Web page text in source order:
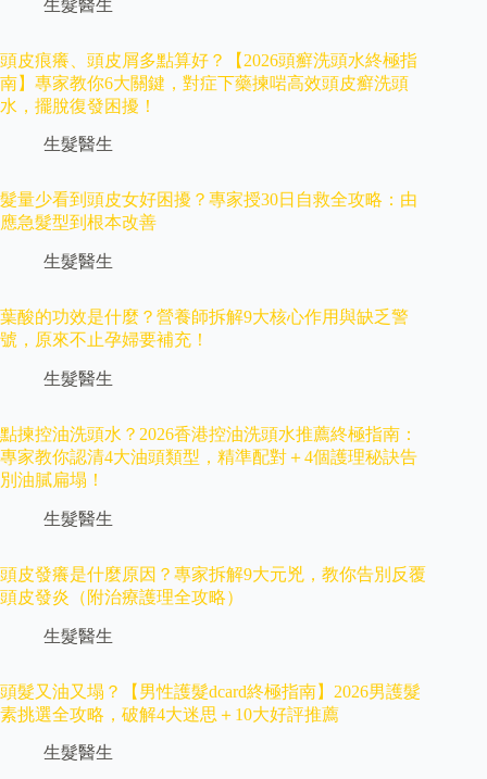
生髮醫生
頭皮痕癢、頭皮屑多點算好？【2026頭癬洗頭水終極指
南】專家教你6大關鍵，對症下藥揀啱高效頭皮癬洗頭
水，擺脫復發困擾！
生髮醫生
髮量少看到頭皮女好困擾？專家授30日自救全攻略：由
應急髮型到根本改善
生髮醫生
葉酸的功效是什麼？營養師拆解9大核心作用與缺乏警
號，原來不止孕婦要補充！
生髮醫生
點揀控油洗頭水？2026香港控油洗頭水推薦終極指南：
專家教你認清4大油頭類型，精準配對＋4個護理秘訣告
別油膩扁塌！
生髮醫生
頭皮發癢是什麼原因？專家拆解9大元兇，教你告別反覆
頭皮發炎（附治療護理全攻略）
生髮醫生
頭髮又油又塌？【男性護髮dcard終極指南】2026男護髮
素挑選全攻略，破解4大迷思＋10大好評推薦
生髮醫生